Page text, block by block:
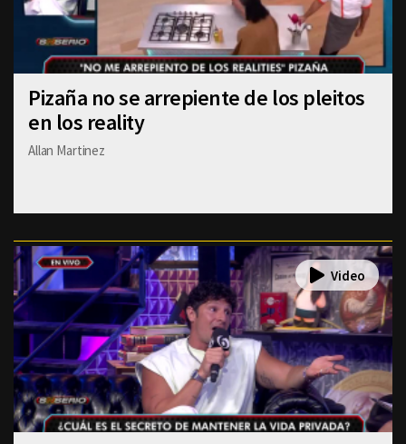
Pizaña no se arrepiente de los pleitos
en los reality
Allan Martinez